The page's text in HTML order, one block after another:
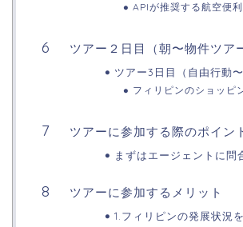
APIが推奨する航空便
ツアー２日目（朝〜物件ツア
ツアー3日目（自由行動〜
フィリピンのショッピ
ツアーに参加する際のポイン
まずはエージェントに問
ツアーに参加するメリット
1.フィリピンの発展状況